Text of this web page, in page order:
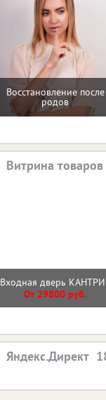
Восстановление после
родов
Витрина товаров
Входная дверь КАНТРИ
От 29800 руб.
Яндекс.Директ